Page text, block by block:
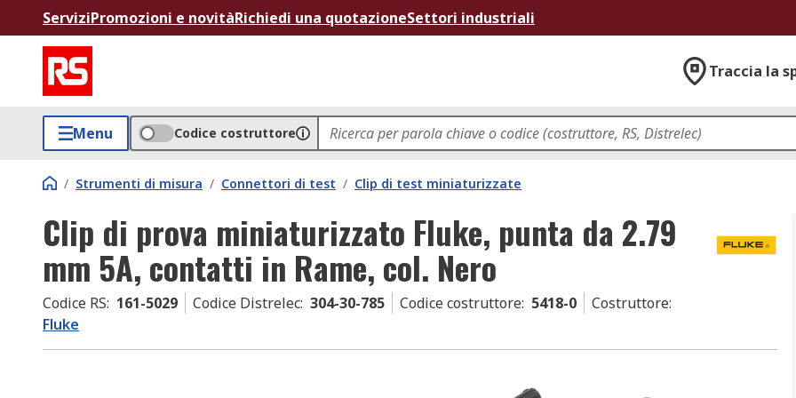
ServiziPromozioni e novitàRichiedi una quotazioneSettori industriali
Traccia la
Menu Codice costruttore
/ Strumenti di misura / Connettori di test / Clip di test miniaturizzate
Clip di prova miniaturizzato Fluke, punta da 2.79
mm 5A, contatti in Rame, col. Nero
Codice RS: 161-5029 Codice Distrelec: 304-30-785 Codice costruttore: 5418-0 Costruttore:
Fluke